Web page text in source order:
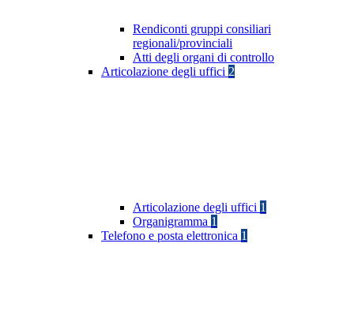
Rendiconti gruppi consiliari
regionali/provinciali
Atti degli organi di controllo
Articolazione degli uffici 2
Articolazione degli uffici 1
Organigramma 1
Telefono e posta elettronica 1